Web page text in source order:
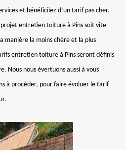
et bénéficiiez d’un tarif pas cher.
entretien toiture à Pins soit vite
manière la moins chère et la plus
entretien toiture à Pins seront définis
Nous nous évertuons aussi à vous
à procéder, pour faire évoluer le tarif